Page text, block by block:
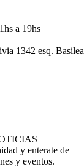
a 19hs
1342 esq. Basilea
y enterate de
y eventos.